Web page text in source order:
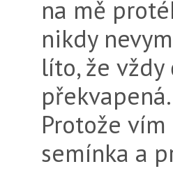
na mě
nikdy
líto, že vždy
Protože
semínka a